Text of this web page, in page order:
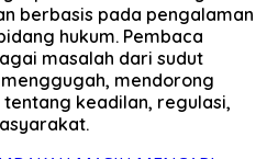
berbasis pada pengalaman
hukum. Pembaca
masalah dari sudut
mendorong
keadilan, regulasi,